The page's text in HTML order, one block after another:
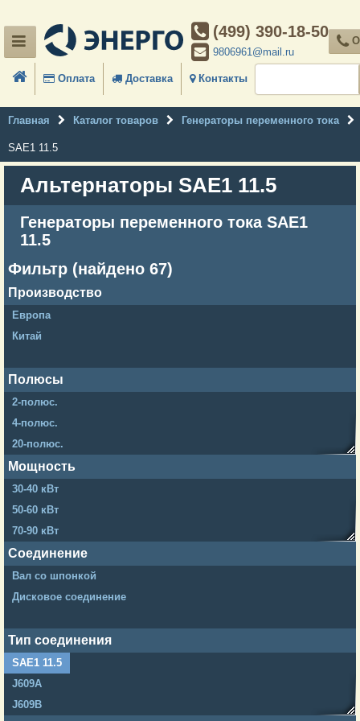
(499) 390-18-50
9806961@mail.ru
Оплата Доставка Контакты
Главная Каталог товаров Генераторы переменного тока
SAE1 11.5
Альтернаторы SAE1 11.5
Генераторы переменного тока SAE1
11.5
Фильтр (найдено 67)
Производство
Европа
Китай
Полюсы
2-полюс.
4-полюс.
20-полюс.
24-полюс.
26-полюс.
Мощность
30-40 кВт
50-60 кВт
70-90 кВт
100-150 кВт
200-250 кВт
300-400 кВт
Соединение
Вал со шпонкой
Дисковое соединение
Тип соединения
SAE1 11.5
J609A
J609B